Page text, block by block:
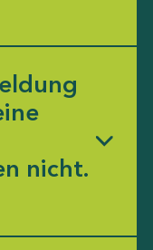
nicht.